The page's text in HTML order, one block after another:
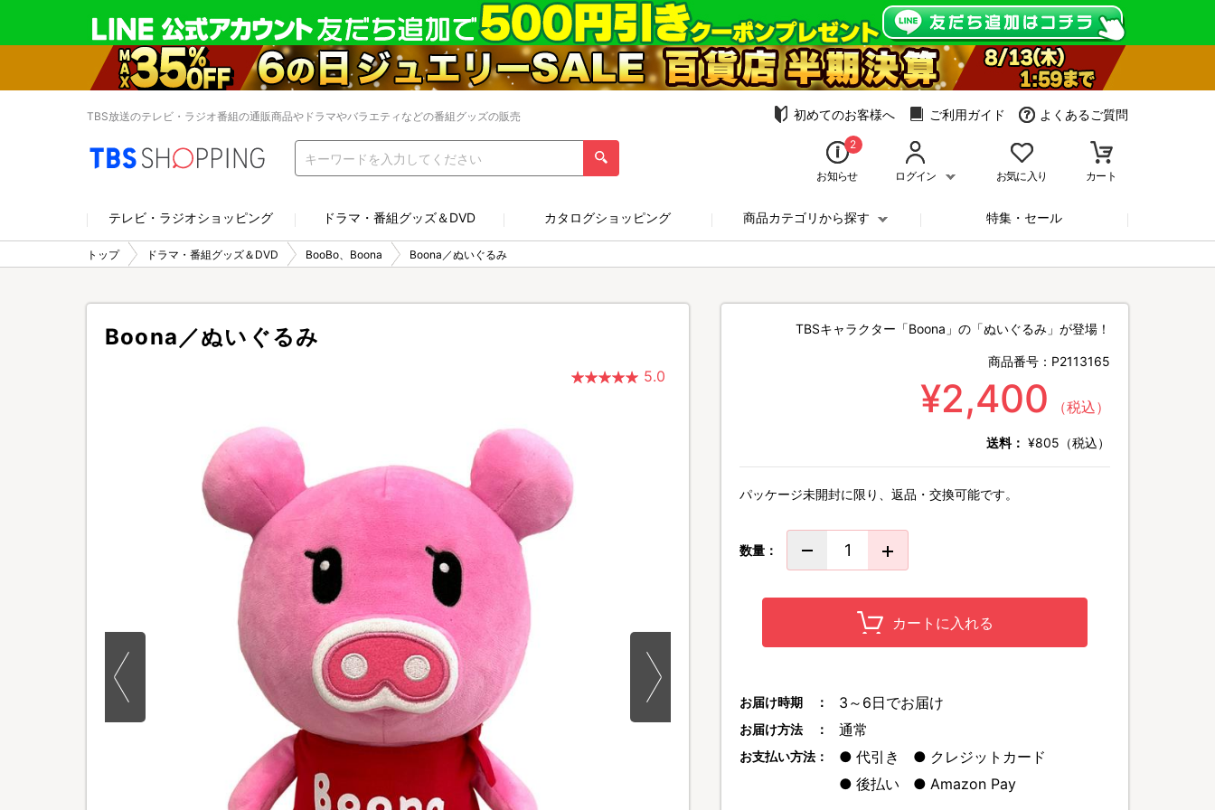
TBS放送のテレビ・ラジオ番組の通販商品やドラマやバラエティなどの番組グッズの販売 初めてのお客様へ ご利用ガイド よくあるご質問
2
お知らせ ログイン お気に入り カート
テレビ・ラジオショッピング ドラマ・番組グッズ＆DVD カタログショッピング 商品カテゴリから探す 特集・セール
トップ ドラマ・番組グッズ＆DVD BooBo、Boona Boona／ぬいぐるみ
Boona／ぬいぐるみ
5.0
TBSキャラクター「Boona」の「ぬいぐるみ」が登場！
商品番号： P2113165
¥2,400 （税込）
送料： ¥805（税込）
パッケージ未開封に限り、返品・交換可能です。
数量：
カートに入れる
お届け時期 ： 3～6日でお届け
お届け方法 ： 通常
お支払い方法： 代引き
クレジットカード
後払い
Amazon Pay